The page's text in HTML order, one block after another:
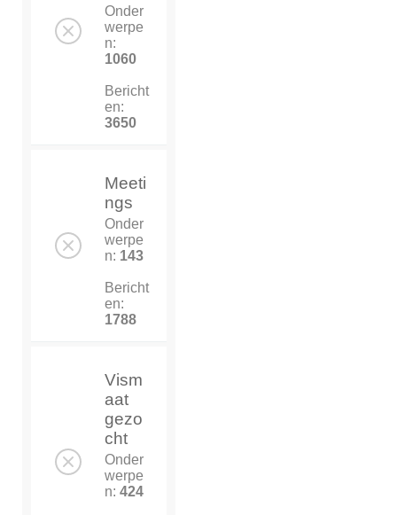
Onder
werpe
n:
1060
Bericht
en:
3650
Meeti
ngs
Onder
werpe
n: 143
Bericht
en:
1788
Vism
aat
gezo
cht
Onder
werpe
n: 424